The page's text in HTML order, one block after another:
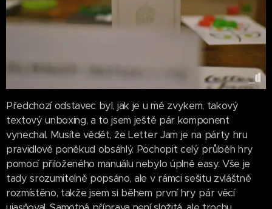
Předchozí odstavec byl, jak je u mě zvykem, takový
textový unboxing, a to jsem ještě pár komponent
vynechal. Musíte vědět, že Letter Jam je na párty hru
pravidlově poněkud obsáhlý. Pochopit celý průběh hry
pomocí přiloženého manuálu nebylo úplně easy. Vše je
tady srozumitelně popsáno, ale v rámci sešitu zvláštně
rozmístěno, takže jsem si během první hry pár věcí